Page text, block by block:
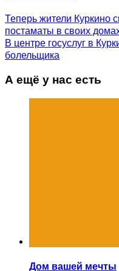
Теперь жители Куркино
постаматы в своих
В центре госуслуг в
болельщика
А ещё у нас есть
Дом вашей мечты